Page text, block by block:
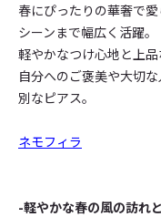
春にぴったりの華奢で
シーンまで幅広く活躍。
軽やかなつけ心地と上
自分へのご褒美や大切
別なピアス。
ネモフィラ
-軽やかな春の風の訪れ